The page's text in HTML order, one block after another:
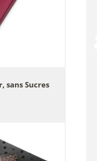
sans Sucres